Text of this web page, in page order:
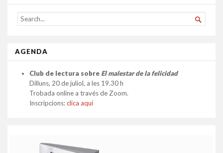
SEARCH
FOR...

AGENDA
Club de lectura sobre El malestar de la felicidad
Dilluns, 20 de juliol, a les 19.30 h
Trobada online a través de Zoom.
Inscripcions:clica aquí